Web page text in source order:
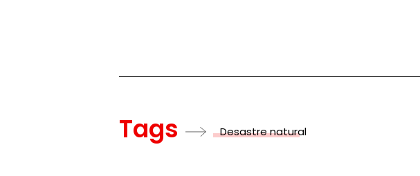
Tags Desastre natural